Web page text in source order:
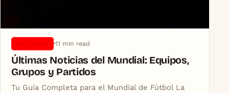
11 min read
Últimas Noticias del Mundial: Equipos,
Grupos y Partidos
Tu Guía Completa para el Mundial de Fútbol La